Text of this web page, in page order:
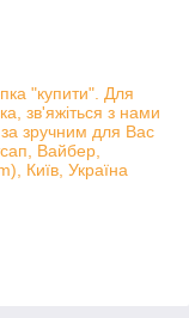
"купити". Для
зв'яжіться з нами
зручним для Вас
Вайбер,
Київ, Україна